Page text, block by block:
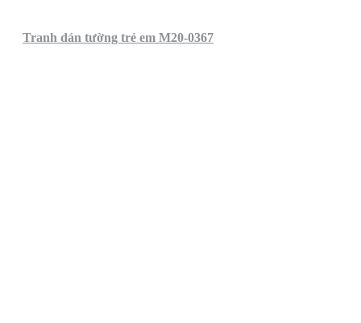
Tranh dán tường trẻ em M20-0367